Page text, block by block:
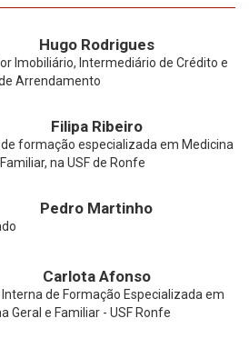
Hugo Rodrigues
Imobiliário, Intermediário de Crédito e
Arrendamento
Filipa Ribeiro
de formação especializada em Medicina
na USF de Ronfe
Pedro Martinho
Carlota Afonso
Interna de Formação Especializada em
Geral e Familiar - USF Ronfe